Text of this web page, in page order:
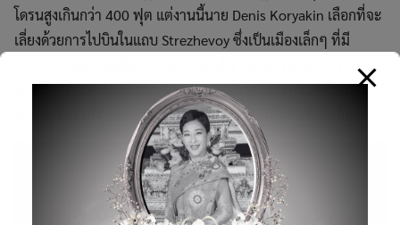
โดรนสูงเกินกว่า 400 ฟุต แต่งานนี้นาย Denis Koryakin เลือกที่จะ
เลี่ยงด้วยการไปบินในแถบ Strezhevoy ซึ่งเป็นเมืองเล็กๆ ที่มี
ประชากรน้อยและมีอากาศหนาวเย็นใน Tomsk Oblast ประเทศ
ไซบีเรีย โดยเค้าได้ให้เหตุผลของการบินในครั้งนี้ว่า ก็แค่ต้องการ
ทำลายขีดจำกัด และทำสถิติความสูงในการบินโดรน ก็แค่นั้น!